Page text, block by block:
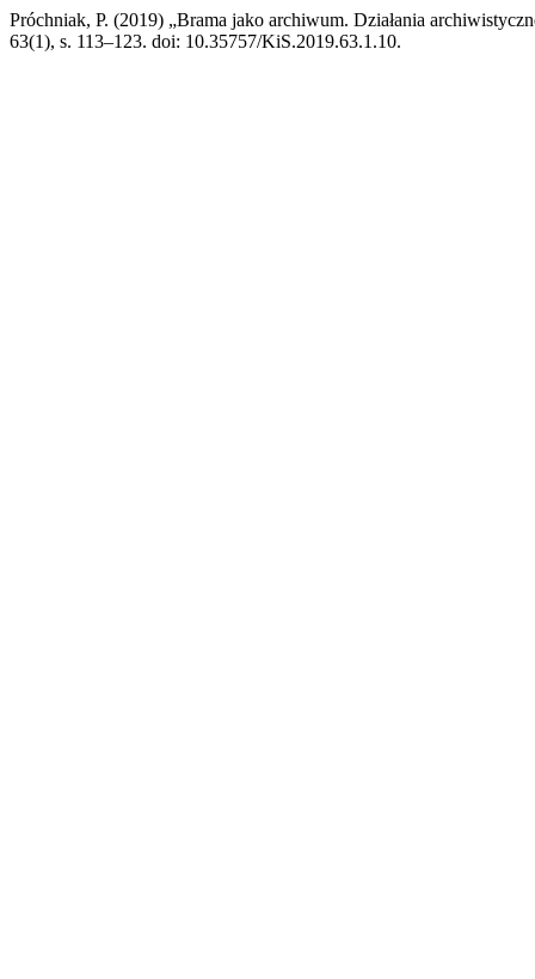
Próchniak, P. (2019) „Brama jako archiwum. Działania
63(1), s. 113–123. doi: 10.35757/KiS.2019.63.1.10.